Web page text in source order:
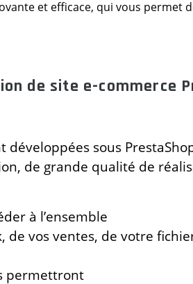
et efficace, qui vous
de site e-commerce
sous
de grande qualité de
à l’ensemble
vos ventes, de votre
permettront